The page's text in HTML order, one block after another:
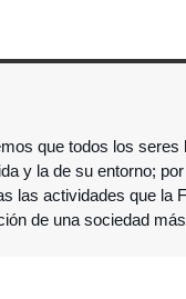
que todos los
y la de su entorno;
las actividades que la
de una sociedad